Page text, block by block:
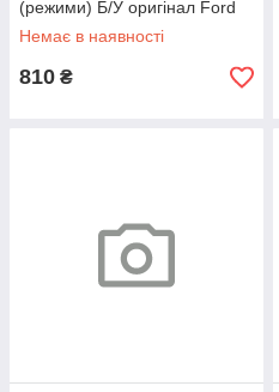
(режими) Б/У оригінал Ford
Mondeo 5 с 14-, Fusion USA з
13-,
Немає в наявності
810 ₴